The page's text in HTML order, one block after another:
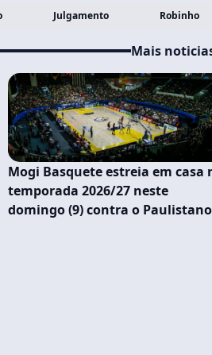
Julgamento Robinho
Mais
Mogi Basquete estreia em casa
temporada 2026/27 neste
domingo (9) contra o Paulistano